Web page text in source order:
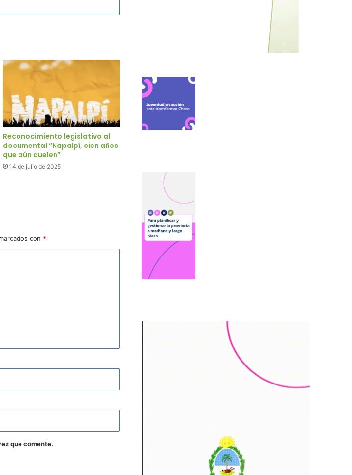
Reconocimiento legislativo al
documental “Napalpí, cien años
que aún duelen”
14 de julio de 2025
con *
que comente.